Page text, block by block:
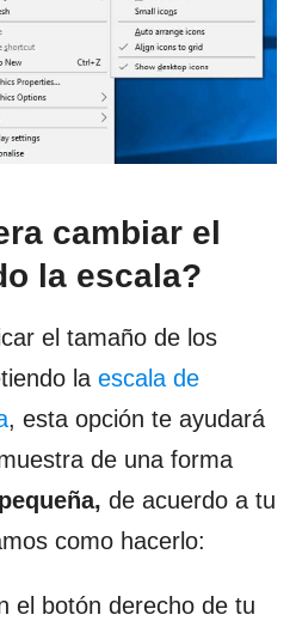
cambiar el
la escala?
el tamaño de los
la escala de
, esta opción te ayudará
de una forma
de acuerdo a tu
como hacerlo:
el botón derecho de tu